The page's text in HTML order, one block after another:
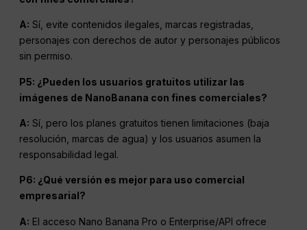
A: Sí, evite contenidos ilegales, marcas registradas,
personajes con derechos de autor y personajes públicos
sin permiso.
P5: ¿Pueden los usuarios gratuitos utilizar las
imágenes de NanoBanana con fines comerciales?
A: Sí, pero los planes gratuitos tienen limitaciones (baja
resolución, marcas de agua) y los usuarios asumen la
responsabilidad legal.
P6: ¿Qué versión es mejor para uso comercial
empresarial?
A: El acceso Nano Banana Pro o Enterprise/API ofrece